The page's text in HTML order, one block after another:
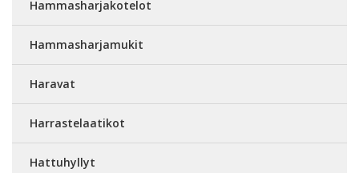
Hammasharjakotelot
Hammasharjamukit
Haravat
Harrastelaatikot
Hattuhyllyt